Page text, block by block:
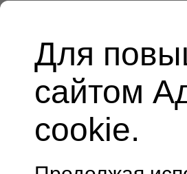
Для
сайтом
cookie.